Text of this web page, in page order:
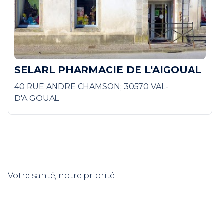
SELARL PHARMACIE DE L'AIGOUAL
40 RUE ANDRE CHAMSON; 30570 VAL-
D'AIGOUAL
Votre santé, notre priorité